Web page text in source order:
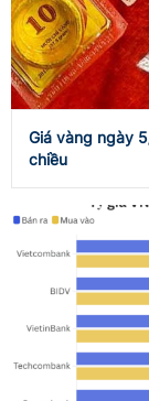
Giá vàng ngày
chiều